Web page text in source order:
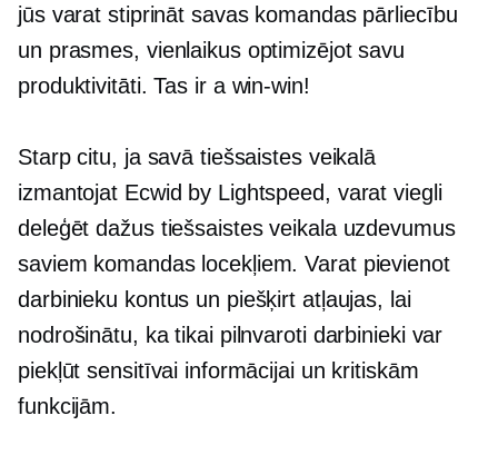
jūs varat stiprināt savas komandas pārliecību
un prasmes, vienlaikus optimizējot savu
produktivitāti. Tas ir a win-win!
Starp citu, ja savā tiešsaistes veikalā
izmantojat Ecwid by Lightspeed, varat viegli
deleģēt dažus tiešsaistes veikala uzdevumus
saviem komandas locekļiem. Varat pievienot
darbinieku kontus un piešķirt atļaujas, lai
nodrošinātu, ka tikai pilnvaroti darbinieki var
piekļūt sensitīvai informācijai un kritiskām
funkcijām.